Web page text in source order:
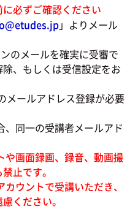
必ずご確認ください
」よりメール
のメールを確実に受審で
、もしくは受信設定をお
ールアドレス登録が必要
同一の受講者メールアド
画面録画、録音、動画撮
止です。
ウントで受講いただき、
ください。